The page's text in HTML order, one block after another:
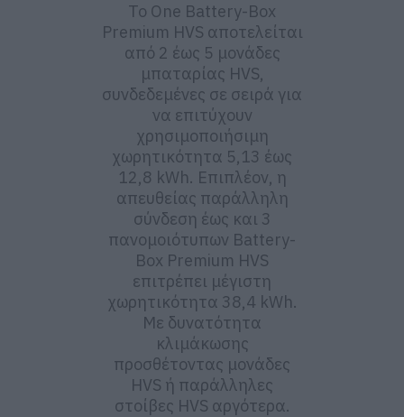
Το One Battery-Box
Premium HVS αποτελείται
από 2 έως 5 μονάδες
μπαταρίας HVS,
συνδεδεμένες σε σειρά για
να επιτύχουν
χρησιμοποιήσιμη
χωρητικότητα 5,13 έως
12,8 kWh. Επιπλέον, η
απευθείας παράλληλη
σύνδεση έως και 3
πανομοιότυπων Battery-
Box Premium HVS
επιτρέπει μέγιστη
χωρητικότητα 38,4 kWh.
Με δυνατότητα
κλιμάκωσης
προσθέτοντας μονάδες
HVS ή παράλληλες
στοίβες HVS αργότερα.